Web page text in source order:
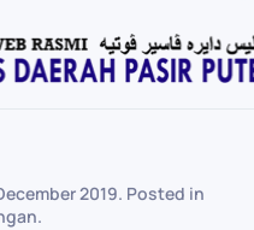
2019. Posted in
.